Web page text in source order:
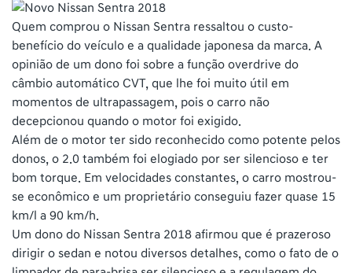
Quem comprou o Nissan Sentra ressaltou o custo-
benefício do veículo e a qualidade japonesa da marca. A
opinião de um dono foi sobre a função overdrive do
câmbio automático CVT, que lhe foi muito útil em
momentos de ultrapassagem, pois o carro não
decepcionou quando o motor foi exigido.
Além de o motor ter sido reconhecido como potente pelos
donos, o 2.0 também foi elogiado por ser silencioso e ter
bom torque. Em velocidades constantes, o carro mostrou-
se econômico e um proprietário conseguiu fazer quase 15
km/l a 90 km/h.
Um dono do Nissan Sentra 2018 afirmou que é prazeroso
dirigir o sedan e notou diversos detalhes, como o fato de o